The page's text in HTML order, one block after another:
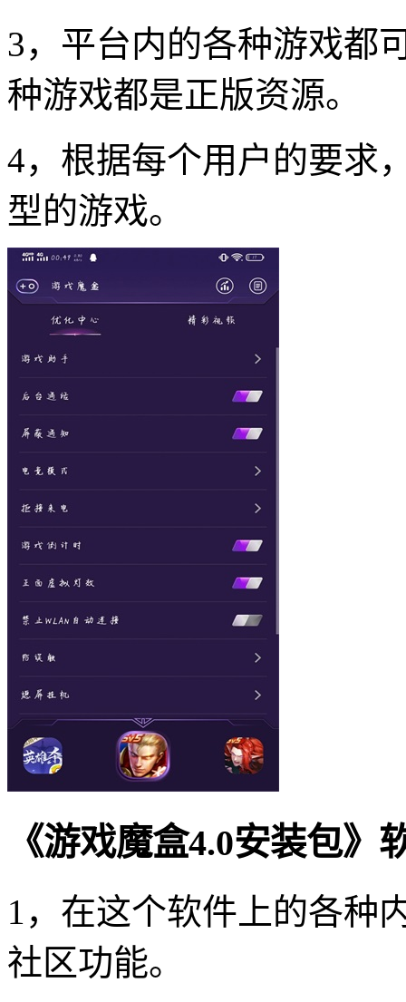
3，平台内的各种游戏都
种游戏都是正版资源。
4，根据每个用户的要求
型的游戏。
《游戏魔盒4.0安装包》
1，在这个软件上的各种
社区功能。